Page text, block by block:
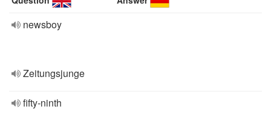
newsboy
Zeitungsjunge
fifty-ninth